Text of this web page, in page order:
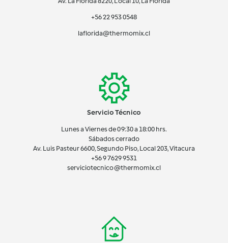
+56 22 953 0548
laflorida@thermomix.cl
Servicio Técnico
Lunes a Viernes de 09:30 a 18:00 hrs.
Sábados cerrado
Av. Luis Pasteur 6600, Segundo Piso, Local 203, Vitacura
+56 9 7629 9531
serviciotecnico@thermomix.cl